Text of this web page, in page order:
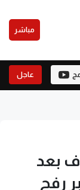
مباشر
عاجل
بعد
رفح